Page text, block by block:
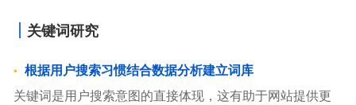
关键词研究
根据用户搜索习惯结合数据分析建立词库
关键词是用户搜索意图的直接体现，这有助于网站提供更